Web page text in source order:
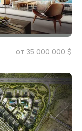
от 35 000 000 $